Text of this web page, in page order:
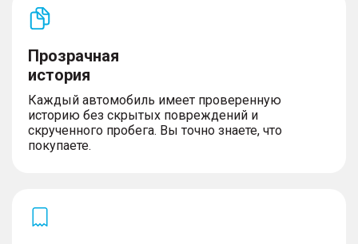
Прозрачная
история
Каждый автомобиль имеет проверенную
историю без скрытых повреждений и
скрученного пробега. Вы точно знаете, что
покупаете.